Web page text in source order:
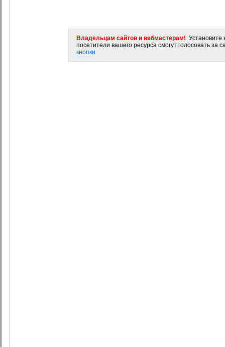
Владельцам сайтов и вебмастерам! Установите
посетители вашего ресурса смогут голосовать за
кнопки